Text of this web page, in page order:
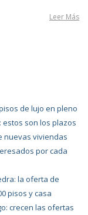
Leer Más
de lujo en pleno
estos son los plazos
nuevas viviendas
por cada
la oferta de
pisos y casa
crecen las ofertas